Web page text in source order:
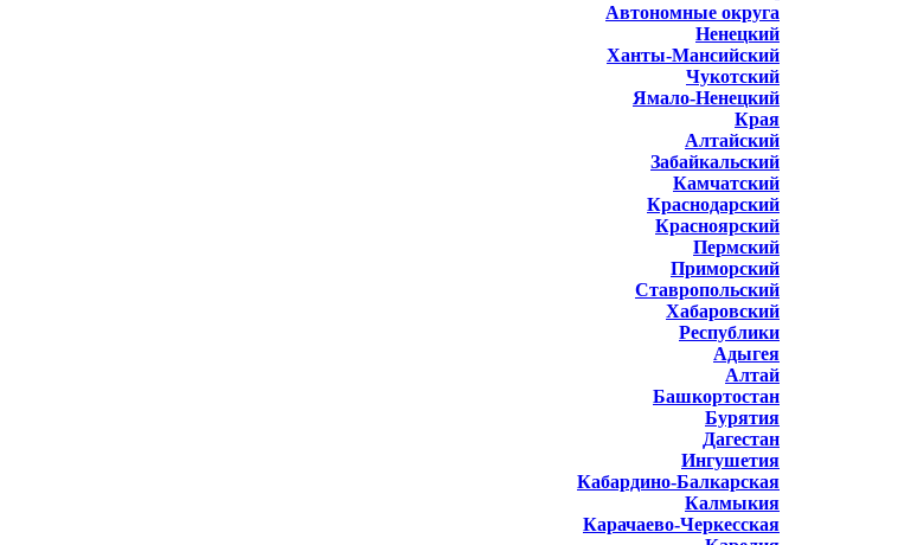
Автономные округа
Ненецкий
Ханты-Мансийский
Чукотский
Ямало-Ненецкий
Края
Алтайский
Забайкальский
Камчатский
Краснодарский
Красноярский
Пермский
Приморский
Ставропольский
Хабаровский
Республики
Адыгея
Алтай
Башкортостан
Бурятия
Дагестан
Ингушетия
Кабардино-Балкарская
Калмыкия
Карачаево-Черкесская